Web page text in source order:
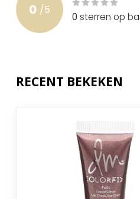
0 /5
0 sterren op
RECENT BEKEKEN